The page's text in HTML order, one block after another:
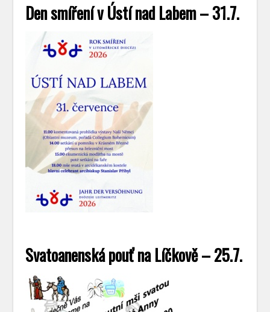
Den smíření v Ústí nad Labem – 31.7.
Svatoanenská pouť na Líčkově – 25.7.